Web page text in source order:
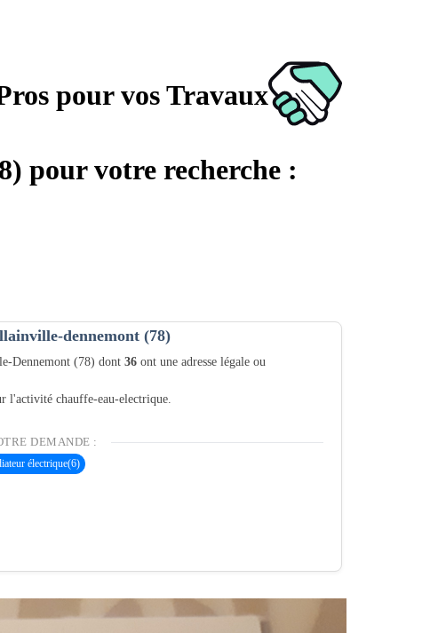
pour vos Travaux
pour votre recherche :
dennemont (78)
Dennemont (78) dont 36 ont une adresse légale ou
l'activité chauffe-eau-electrique.
DEMANDE :
électrique(6)